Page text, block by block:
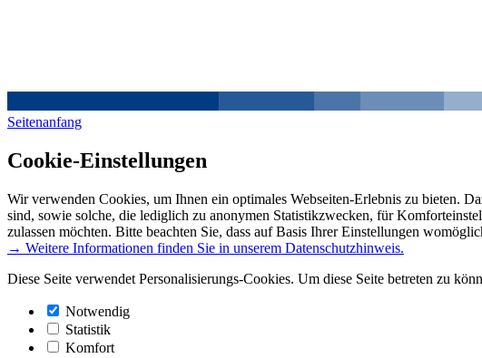
Seitenanfang
Cookie-Einstellungen
Wir verwenden Cookies, um Ihnen ein optimales Webseiten-Erlebnis zu bieten.
sind, sowie solche, die lediglich zu anonymen Statistikzwecken, für
zulassen möchten. Bitte beachten Sie, dass auf Basis Ihrer Einstellungen
→ Weitere Informationen finden Sie in unserem Datenschutzhinweis.
Diese Seite verwendet Personalisierungs-Cookies. Um diese Seite betreten zu
Notwendig
Statistik
Komfort